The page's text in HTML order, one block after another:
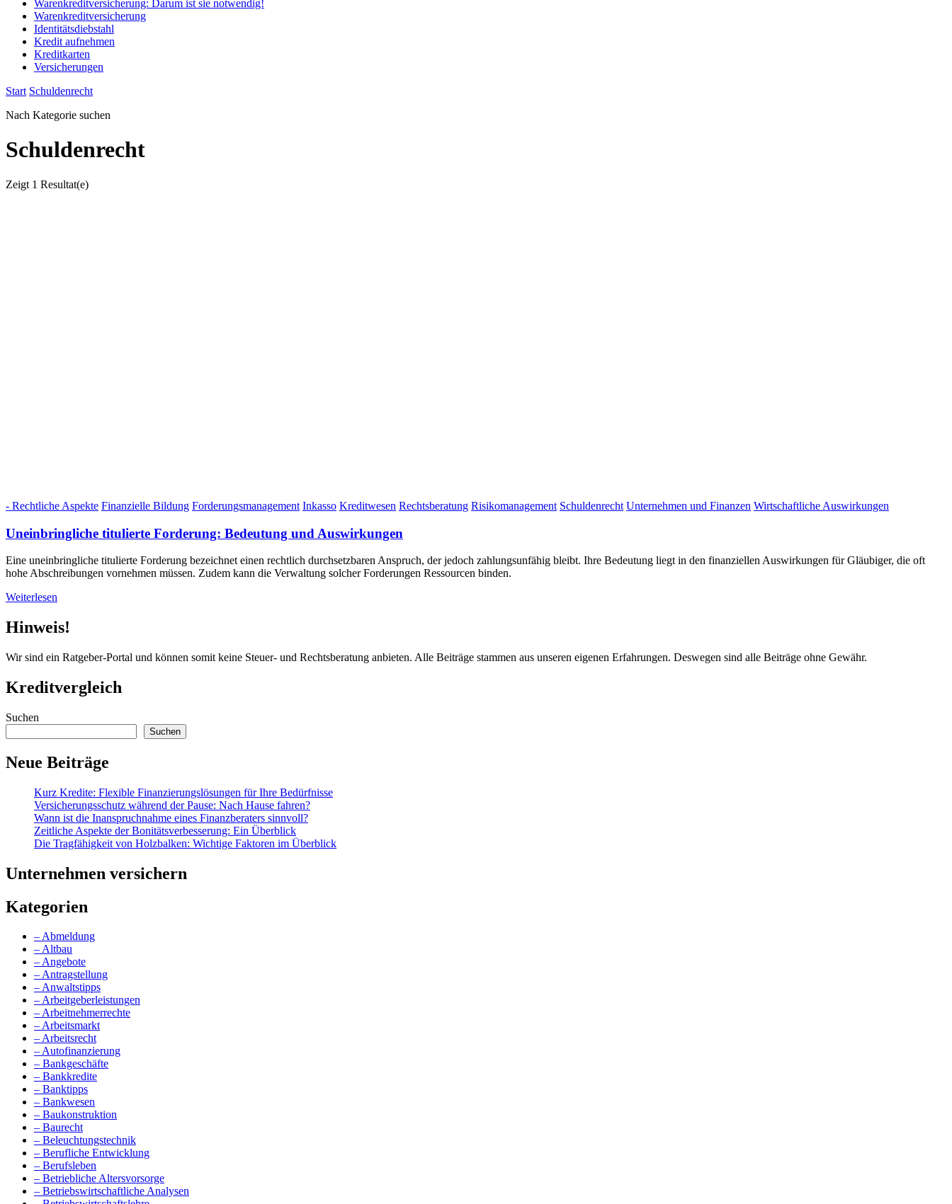
Warenkreditversicherung: Darum ist sie notwendig!
Warenkreditversicherung
Identitätsdiebstahl
Kredit aufnehmen
Kreditkarten
Versicherungen
Start Schuldenrecht
Nach Kategorie suchen
Schuldenrecht
Zeigt 1 Resultat(e)
- Rechtliche Aspekte Finanzielle Bildung Forderungsmanagement Inkasso Kreditwesen Rechtsberatung Risikomanagement Schuldenrecht Unternehmen und Finanzen Wirtschaftliche Auswirkungen
Uneinbringliche titulierte Forderung: Bedeutung und Auswirkungen
Eine uneinbringliche titulierte Forderung bezeichnet einen rechtlich durchsetzbaren Anspruch, der jedoch zahlungsunfähig bleibt. Ihre Bedeutung liegt in den finanziellen Auswirkungen für Gläubiger, die oft
hohe Abschreibungen vornehmen müssen. Zudem kann die Verwaltung solcher Forderungen Ressourcen binden.
Weiterlesen
Hinweis!
Wir sind ein Ratgeber-Portal und können somit keine Steuer- und Rechtsberatung anbieten. Alle Beiträge stammen aus unseren eigenen Erfahrungen. Deswegen sind alle Beiträge ohne Gewähr.
Kreditvergleich
Suchen
Suchen
Neue Beiträge
Kurz Kredite: Flexible Finanzierungslösungen für Ihre Bedürfnisse
Versicherungsschutz während der Pause: Nach Hause fahren?
Wann ist die Inanspruchnahme eines Finanzberaters sinnvoll?
Zeitliche Aspekte der Bonitätsverbesserung: Ein Überblick
Die Tragfähigkeit von Holzbalken: Wichtige Faktoren im Überblick
Unternehmen versichern
Kategorien
– Abmeldung
– Altbau
– Angebote
– Antragstellung
– Anwaltstipps
– Arbeitgeberleistungen
– Arbeitnehmerrechte
– Arbeitsmarkt
– Arbeitsrecht
– Autofinanzierung
– Bankgeschäfte
– Bankkredite
– Banktipps
– Bankwesen
– Baukonstruktion
– Baurecht
– Beleuchtungstechnik
– Berufliche Entwicklung
– Berufsleben
– Betriebliche Altersvorsorge
– Betriebswirtschaftliche Analysen